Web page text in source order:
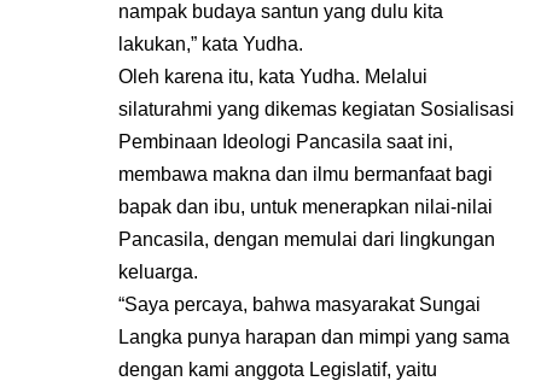
nampak budaya santun yang dulu kita
lakukan,” kata Yudha.
Oleh karena itu, kata Yudha. Melalui
silaturahmi yang dikemas kegiatan Sosialisasi
Pembinaan Ideologi Pancasila saat ini,
membawa makna dan ilmu bermanfaat bagi
bapak dan ibu, untuk menerapkan nilai-nilai
Pancasila, dengan memulai dari lingkungan
keluarga.
“Saya percaya, bahwa masyarakat Sungai
Langka punya harapan dan mimpi yang sama
dengan kami anggota Legislatif, yaitu